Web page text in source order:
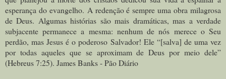
esperança do evangelho. A redenção é sempre uma obra milagrosa
de Deus. Algumas histórias são mais dramáticas, mas a verdade
subjacente permanece a mesma: nenhum de nós merece o Seu
perdão, mas Jesus é o poderoso Salvador! Ele “[salva] de uma vez
por todas aqueles que se aproximam de Deus por meio dele”
(Hebreus 7:25). James Banks - Pão Diário